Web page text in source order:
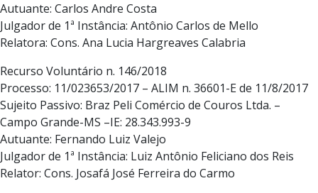
Autuante: Carlos Andre Costa
Julgador de 1ª Instância: Antônio Carlos de Mello
Relatora: Cons. Ana Lucia Hargreaves Calabria
Recurso Voluntário n. 146/2018
Processo: 11/023653/2017 – ALIM n. 36601-E de 11/8/2017
Sujeito Passivo: Braz Peli Comércio de Couros Ltda. –
Campo Grande-MS –IE: 28.343.993-9
Autuante: Fernando Luiz Valejo
Julgador de 1ª Instância: Luiz Antônio Feliciano dos Reis
Relator: Cons. Josafá José Ferreira do Carmo